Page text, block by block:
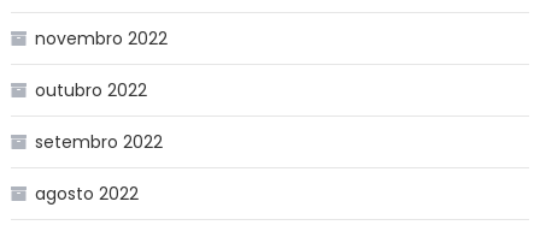
novembro 2022
outubro 2022
setembro 2022
agosto 2022